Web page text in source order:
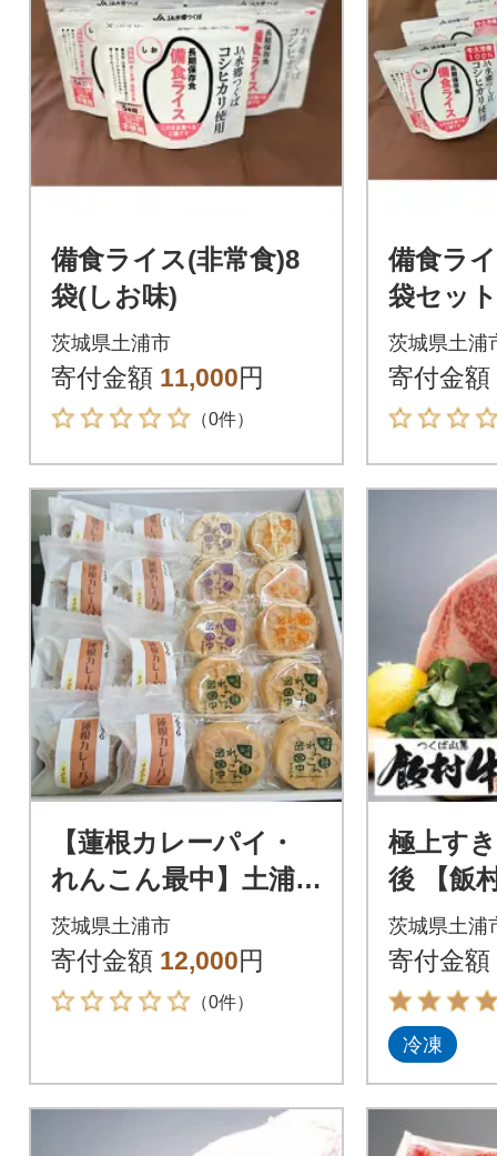
備食ライス(非常食)8
袋(しお味)
茨城県土浦市
寄付金額 11,000円
（0件）
備食ラ
袋セッ
レー味
茨城県土浦
寄付金額
【蓮根カレーパイ・
れんこん最中】土浦銘
菓詰合せ
茨城県土浦市
寄付金額 12,000円
（0件）
極上す
後 【飯
ランク
茨城県土浦
寄付金額
冷凍